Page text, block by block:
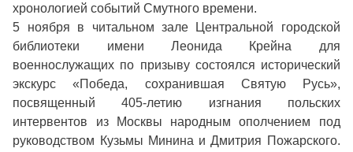
хронологией событий Смутного времени.
5 ноября в читальном зале Центральной городской
библиотеки имени Леонида Крейна для
военнослужащих по призыву состоялся исторический
экскурс «Победа, сохранившая Святую Русь»,
посвященный 405-летию изгнания польских
интервентов из Москвы народным ополчением под
руководством Кузьмы Минина и Дмитрия Пожарского.